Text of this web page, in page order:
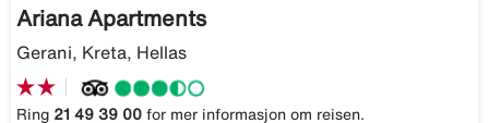
Ariana Apartments
Gerani, Kreta, Hellas
Ring 21 49 39 00 for mer informasjon om reisen.